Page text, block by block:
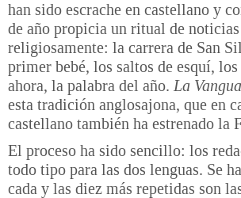
han sido escrache en castellano y
de año propicia un ritual de
religiosamente: la carrera de San
primer bebé, los saltos de esquí,
ahora, la palabra del año. La
esta tradición anglosajona, que en
castellano también ha estrenado la
El proceso ha sido sencillo: los
todo tipo para las dos lenguas. Se
cada y las diez más repetidas son